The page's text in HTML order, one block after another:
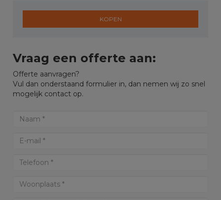
KOPEN
Vraag een offerte aan:
Offerte aanvragen?
Vul dan onderstaand formulier in, dan nemen wij zo snel
mogelijk contact op.